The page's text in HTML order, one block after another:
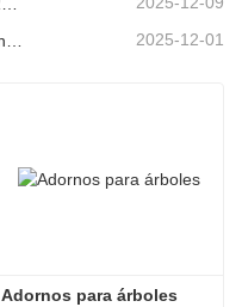
Tendencias mundiales en decoración navideña y por qué Christmas Queen sigue liderando el mercado 2025-12-01
Adornos para árboles